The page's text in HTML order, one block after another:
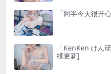
「阿半今天很开
「KenKen けん
续更新]